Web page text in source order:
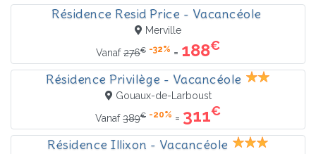
Résidence Resid Price - Vacancéole
Merville
Vanaf276€ -32% = 188€
Résidence Privilège - Vacancéole
Gouaux-de-Larboust
Vanaf389€ -20% = 311€
Résidence Illixon - Vacancéole